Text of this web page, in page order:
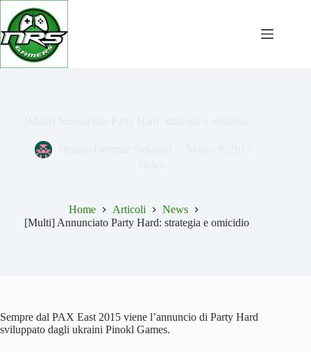
Salta
contenuto
Home Articoli
News
[Multi] Annunciato Party Hard: strategia e omicidio
Sempre dal PAX East 2015 viene l’annuncio di Party Hard
sviluppato dagli ukraini Pinokl Games.